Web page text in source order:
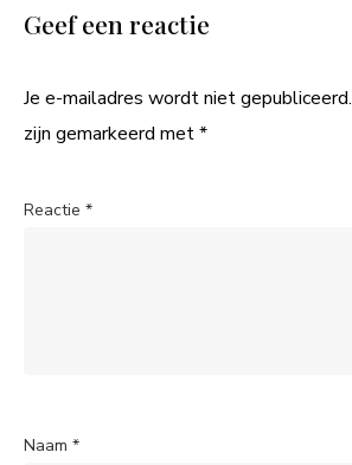
Geef een reactie
Je e-mailadres wordt niet gepubliceerd.
zijn gemarkeerd met*
Reactie *
Naam *